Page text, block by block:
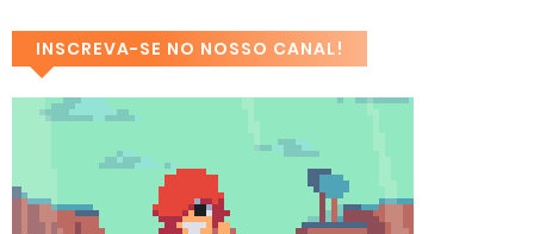
INSCREVA-SE NO NOSSO CANAL!